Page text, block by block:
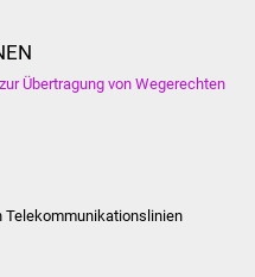
& Freizeit
Übertragung von Wegerechten
Telekommunikationslinien